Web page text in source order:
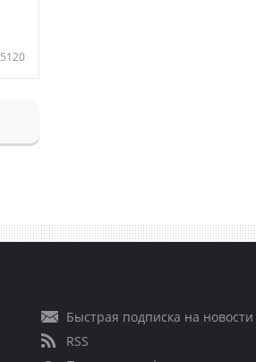
5120
Быстрая подписка на новости
RSS